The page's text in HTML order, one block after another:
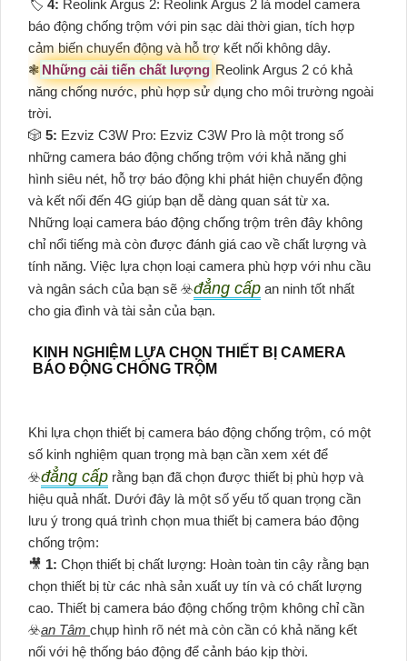
🏷 4: Reolink Argus 2: Reolink Argus 2 là model camera
báo động chống trộm với pin sạc dài thời gian, tích hợp
cảm biến chuyển động và hỗ trợ kết nối không dây.
❃ Những cải tiến chất lượng Reolink Argus 2 có khả
năng chống nước, phù hợp sử dụng cho môi trường ngoài
trời.
🎲 5: Ezviz C3W Pro: Ezviz C3W Pro là một trong số
những camera báo động chống trộm với khả năng ghi
hình siêu nét, hỗ trợ báo động khi phát hiện chuyển động
và kết nối đến 4G giúp bạn dễ dàng quan sát từ xa.
Những loại camera báo động chống trộm trên đây không
chỉ nổi tiếng mà còn được đánh giá cao về chất lượng và
tính năng. Việc lựa chọn loại camera phù hợp với nhu cầu
và ngân sách của bạn sẽ ☣️đẳng cấp an ninh tốt nhất
cho gia đình và tài sản của bạn.
KINH NGHIỆM LỰA CHỌN THIẾT BỊ CAMERA
BÁO ĐỘNG CHỐNG TRỘM
Khi lựa chọn thiết bị camera báo động chống trộm, có một
số kinh nghiệm quan trọng mà bạn cần xem xét để
☣️đẳng cấp rằng bạn đã chọn được thiết bị phù hợp và
hiệu quả nhất. Dưới đây là một số yếu tố quan trọng cần
lưu ý trong quá trình chọn mua thiết bị camera báo động
chống trộm:
🎥 1: Chọn thiết bị chất lượng: Hoàn toàn tin cậy rằng bạn
chọn thiết bị từ các nhà sản xuất uy tín và có chất lượng
cao. Thiết bị camera báo động chống trộm không chỉ cần
☣️an Tâm chụp hình rõ nét mà còn cần có khả năng kết
nối với hệ thống báo động để cảnh báo kịp thời.